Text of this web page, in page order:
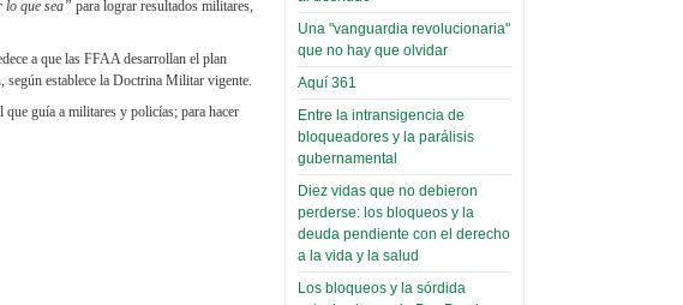
lo que sea” para lograr resultados militares,
a que las FFAA desarrollan el plan
según establece la Doctrina Militar vigente.
guía a militares y policías; para hacer
Cosmética
descolonizadora
(Miscelánea
palaciega 7)
El Infamatorio
Lunes, 27 Mayo 2019
Read more...
Creacionismo,
filtraciones e
inicio de la
Una "vanguardia revolucionaria"
que no hay que olvidar
Aquí 361
Entre la intransigencia de
bloqueadores y la parálisis
gubernamental
Diez vidas que no debieron
perderse: los bloqueos y la
deuda pendiente con el derecho
a la vida y la salud
Los bloqueos y la sórdida